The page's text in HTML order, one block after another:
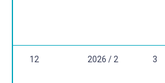
12 2026 / 2 3